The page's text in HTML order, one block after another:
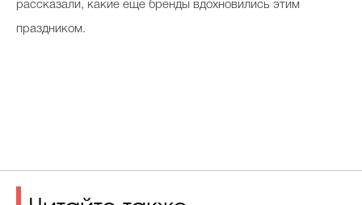
рассказали, какие еще бренды вдохновились этим
праздником.